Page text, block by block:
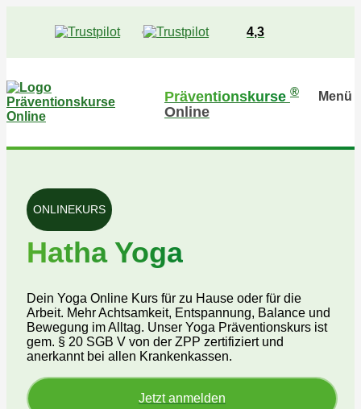
4,3
Präventionskurse ®
Online
Menü
ONLINEKURS
Hatha Yoga
Dein Yoga Online Kurs für zu Hause oder für die
Arbeit. Mehr Achtsamkeit, Entspannung, Balance und
Bewegung im Alltag. Unser Yoga Präventionskurs ist
gem. § 20 SGB V von der ZPP zertifiziert und
anerkannt bei allen Krankenkassen.
Jetzt anmelden